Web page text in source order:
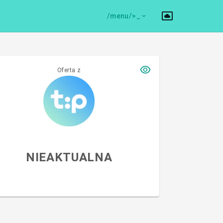
/menu/>
Oferta z
NIEAKTUALNA